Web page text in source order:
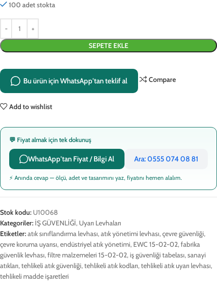
100 adet stokta
SEPETE EKLE
Bu ürün için WhatsApp'tan teklif al Compare
Add to wishlist
💬 Fiyat almak için tek dokunuş
WhatsApp'tan Fiyat / Bilgi Al Ara: 0555 074 08 81
⚡ Anında cevap — ölçü, adet ve tasarımını yaz, fiyatını hemen alalım.
Stok kodu: U10068
Kategoriler: İŞ GÜVENLİĞİ, Uyarı Levhaları
Etiketler:atık sınıflandırma levhası,atık yönetimi levhası,çevre güvenliği,
çevre koruma uyarısı,endüstriyel atık yönetimi, EWC 15-02-02,fabrika
güvenlik levhası,filtre malzemeleri 15-02-02, iş güvenliği tabelası,sanayi
atıkları,tehlikeli atık güvenliği,tehlikeli atık kodları,tehlikeli atık uyarı levhası,
tehlikeli madde işaretleri